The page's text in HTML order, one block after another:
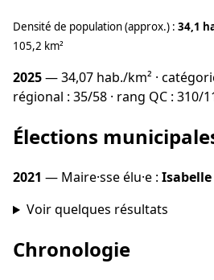
Densité de population (approx.) : 34,1
105,2 km²
2025— 34,07 hab./km² ·
régional : 35/58 · rang QC : 310/
Élections
2021 — Maire·sse élu·e :
Voir quelques résultats
Chronologie